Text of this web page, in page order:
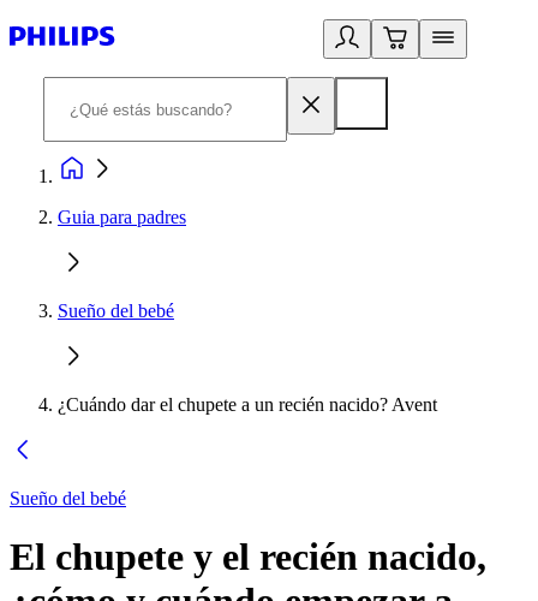
Guia para padres
Sueño del bebé
¿Cuándo dar el chupete a un recién nacido? Avent
Sueño del bebé
El chupete y el recién nacido,